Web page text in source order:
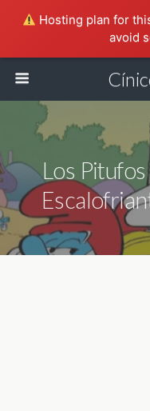
Hosting plan for
avoid
Los